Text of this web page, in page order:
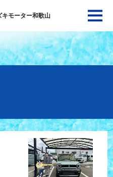
キモーター和歌山